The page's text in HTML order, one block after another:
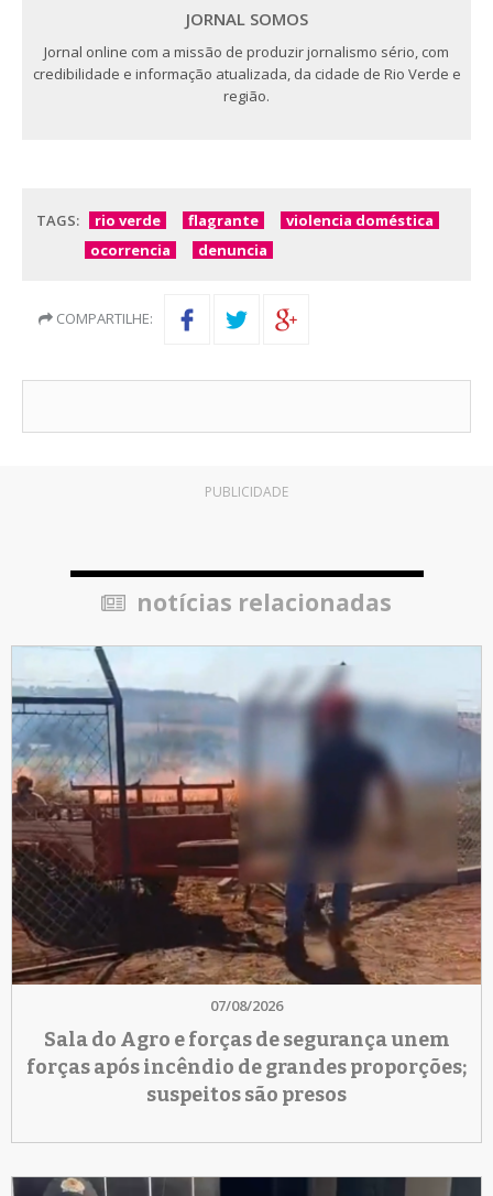
JORNAL SOMOS
Jornal online com a missão de produzir jornalismo sério, com
credibilidade e informação atualizada, da cidade de Rio Verde e
região.
TAGS: rio verde flagrante
violencia doméstica
ocorrencia
denuncia
COMPARTILHE:
PUBLICIDADE
notícias relacionadas
07/08/2026
Sala do Agro e forças de segurança unem
forças após incêndio de grandes proporções;
suspeitos são presos